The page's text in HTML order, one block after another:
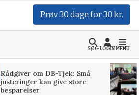
Prøv 30 dage for 30 kr.
SØGLOGINMENU
Rådgiver om DB-Tjek: Små
justeringer kan give store
besparelser